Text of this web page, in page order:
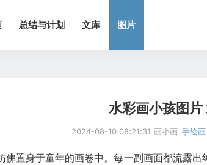
总结与计划 文库 图片
水彩画小孩图
2024-08-10 08:21:31 画小画 手绘画
佛置身于童年的画卷中。每一副画面都流露